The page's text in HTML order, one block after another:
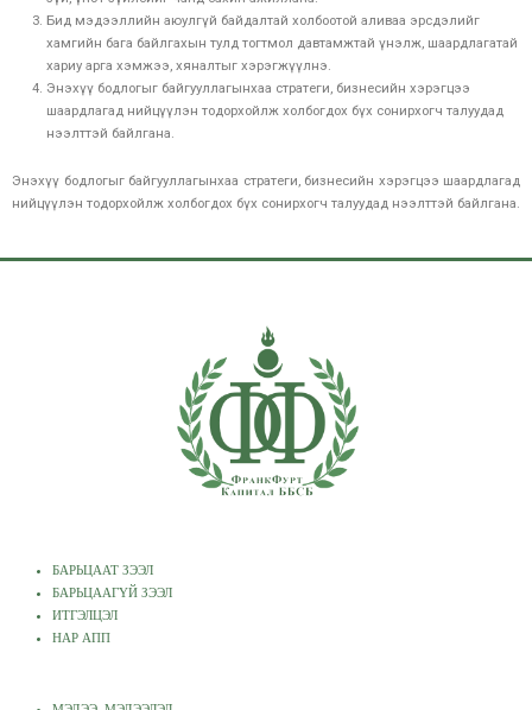
Бид мэдээллийн аюулгүй байдалтай холбоотой аливаа эрсдэлийг
хамгийн бага байлгахын тулд тогтмол давтамжтай үнэлж, шаардлагатай
хариу арга хэмжээ, хяналтыг хэрэгжүүлнэ.
Энэхүү бодлогыг байгууллагынхаа стратеги, бизнесийн хэрэгцээ
шаардлагад нийцүүлэн тодорхойлж холбогдох бүх сонирхогч талуудад
нээлттэй байлгана.
Энэхүү бодлогыг байгууллагынхаа стратеги, бизнесийн хэрэгцээ шаардлагад
нийцүүлэн тодорхойлж холбогдох бүх сонирхогч талуудад нээлттэй байлгана.
БАРЬЦААТ ЗЭЭЛ
БАРЬЦААГҮЙ ЗЭЭЛ
ИТГЭЛЦЭЛ
НАР АПП